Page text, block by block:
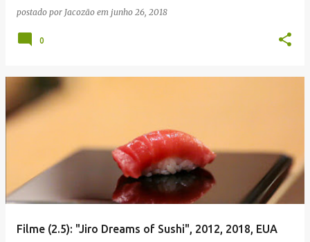
postado por Jacozão em junho 26, 2018
0
Filme (2.5): "Jiro Dreams of Sushi", 2012, 2018, EUA